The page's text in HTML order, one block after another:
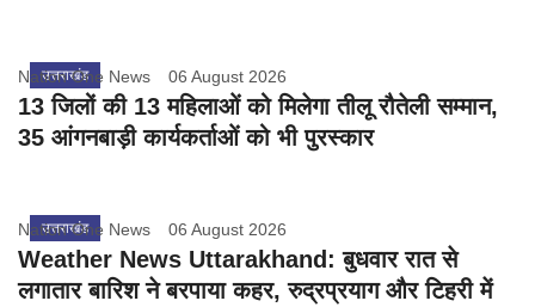
उत्तराखंड
Nation One News 06 August 2026
13 जिलों की 13 महिलाओं को मिलेगा तीलू रौतेली सम्मान,
35 आंगनबाड़ी कार्यकर्ताओं को भी पुरस्कार
उत्तराखंड
Nation One News 06 August 2026
Weather News Uttarakhand: बुधवार रात से
लगातार बारिश ने बरपाया कहर, रुद्रप्रयाग और टिहरी में